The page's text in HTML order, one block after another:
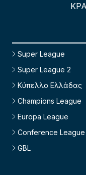
Super League
Super League 2
Κύπελλο Ελλάδας
Champions League
Europa League
Conference League
GBL